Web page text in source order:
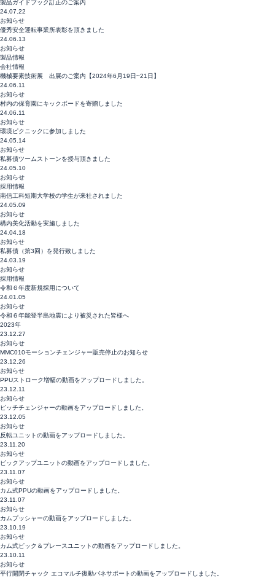
製品ガイドブック訂正のご案内
24.07.22
お知らせ
優秀安全運転事業所表彰を頂きました
24.06.13
お知らせ
製品情報
会社情報
機械要素技術展 出展のご案内【2024年6月19日~21日】
24.06.11
お知らせ
村内の保育園にキックボードを寄贈しました
24.06.11
お知らせ
環境ピクニックに参加しました
24.05.14
お知らせ
私募債ツームストーンを授与頂きました
24.05.10
お知らせ
採用情報
南信工科短期大学校の学生が来社されました
24.05.09
お知らせ
構内美化活動を実施しました
24.04.18
お知らせ
私募債（第3回）を発行致しました
24.03.19
お知らせ
採用情報
令和６年度新規採用について
24.01.05
お知らせ
令和６年能登半島地震により被災された皆様へ
2023年
23.12.27
お知らせ
MMC010モーションチェンジャー販売停止のお知らせ
23.12.26
お知らせ
PPUストローク増幅の動画をアップロードしました。
23.12.11
お知らせ
ピッチチェンジャーの動画をアップロードしました。
23.12.05
お知らせ
反転ユニットの動画をアップロードしました。
23.11.20
お知らせ
ピックアップユニットの動画をアップロードしました。
23.11.07
お知らせ
カム式PPUの動画をアップロードしました。
23.11.07
お知らせ
カムプッシャーの動画をアップロードしました。
23.10.19
お知らせ
カム式ピック＆プレースユニットの動画をアップロードしました。
23.10.11
お知らせ
平行開閉チャック エコマルチ復動バネサポートの動画をアップロードしました。